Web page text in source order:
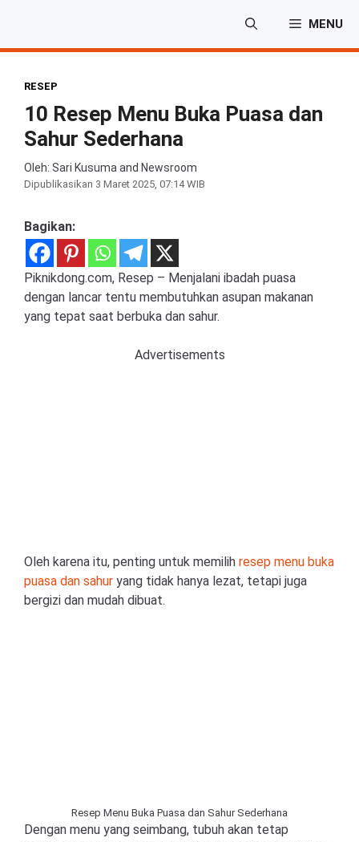
isi
MENU
RESEP
10 Resep Menu Buka Puasa dan
Sahur Sederhana
Oleh: Sari Kusuma and Newsroom
Dipublikasikan 3 Maret 2025, 07:14 WIB
Bagikan:
Piknikdong.com, Resep – Menjalani ibadah puasa
dengan lancar tentu membutuhkan asupan makanan
yang tepat saat berbuka dan sahur.
Advertisements
Oleh karena itu, penting untuk memilih resep menu buka
puasa dan sahur yang tidak hanya lezat, tetapi juga
bergizi dan mudah dibuat.
Resep Menu Buka Puasa dan Sahur Sederhana
Dengan menu yang seimbang, tubuh akan tetap